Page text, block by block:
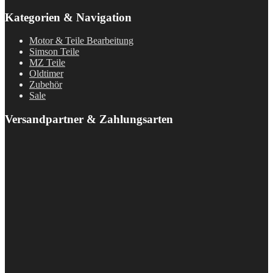
Kategorien & Navigation
Motor & Teile Bearbeitung
Simson Teile
MZ Teile
Oldtimer
Zubehör
Sale
Versandpartner & Zahlungsarten